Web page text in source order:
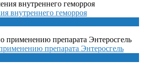
внутреннего геморроя
препарата Энтеросгель